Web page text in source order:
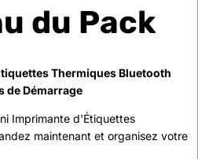
du Pack
Thermiques Bluetooth
de Démarrage
Imprimante d'Étiquettes
maintenant et organisez votre